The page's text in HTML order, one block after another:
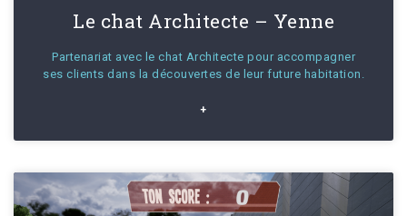
Le chat Architecte – Yenne
Partenariat avec le chat Architecte pour accompagner
ses clients dans la découvertes de leur future habitation.
+